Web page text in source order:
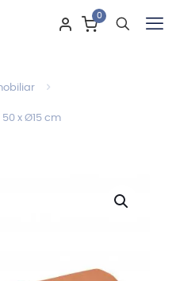
0
x Ø15 cm